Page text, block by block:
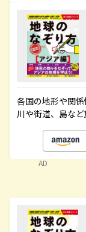
各国の地形や関係
川や街道、島な
AD